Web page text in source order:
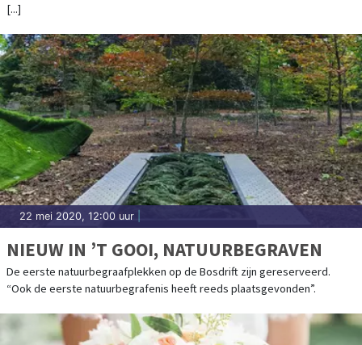
[...]
22 mei 2020, 12:00 uur
NIEUW IN ’T GOOI, NATUURBEGRAVEN
De eerste natuurbegraafplekken op de Bosdrift zijn gereserveerd.
“Ook de eerste natuurbegrafenis heeft reeds plaatsgevonden”.